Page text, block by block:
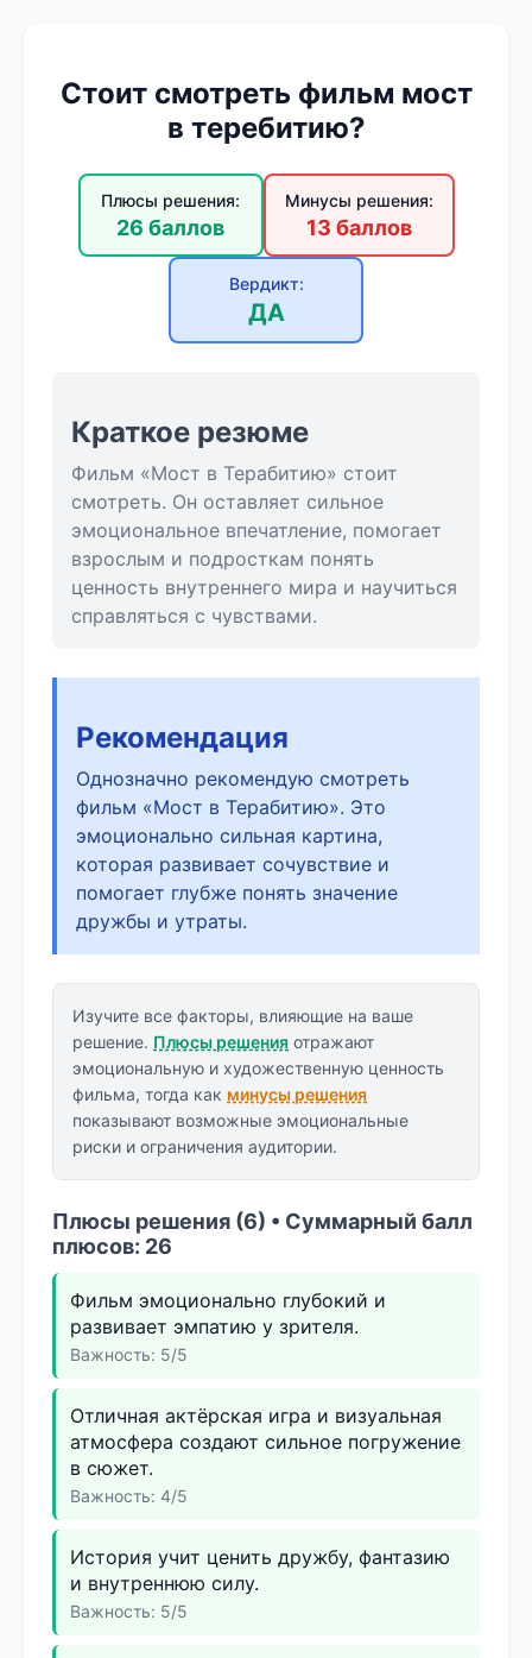
Стоит смотреть фильм мост
в теребитию?
Плюсы решения:
26 баллов
Минусы решения:
13 баллов
Вердикт:
ДА
Краткое резюме
Фильм «Мост в Терабитию» стоит
смотреть. Он оставляет сильное
эмоциональное впечатление, помогает
взрослым и подросткам понять
ценность внутреннего мира и научиться
справляться с чувствами.
Рекомендация
Однозначно рекомендую смотреть
фильм «Мост в Терабитию». Это
эмоционально сильная картина,
которая развивает сочувствие и
помогает глубже понять значение
дружбы и утраты.
Изучите все факторы, влияющие на ваше
решение. Плюсы решения отражают
эмоциональную и художественную ценность
фильма, тогда как минусы решения
показывают возможные эмоциональные
риски и ограничения аудитории.
Плюсы решения (6) • Суммарный балл
плюсов: 26
Фильм эмоционально глубокий и
развивает эмпатию у зрителя.
Важность: 5/5
Отличная актёрская игра и визуальная
атмосфера создают сильное погружение
в сюжет.
Важность: 4/5
История учит ценить дружбу, фантазию
и внутреннюю силу.
Важность: 5/5